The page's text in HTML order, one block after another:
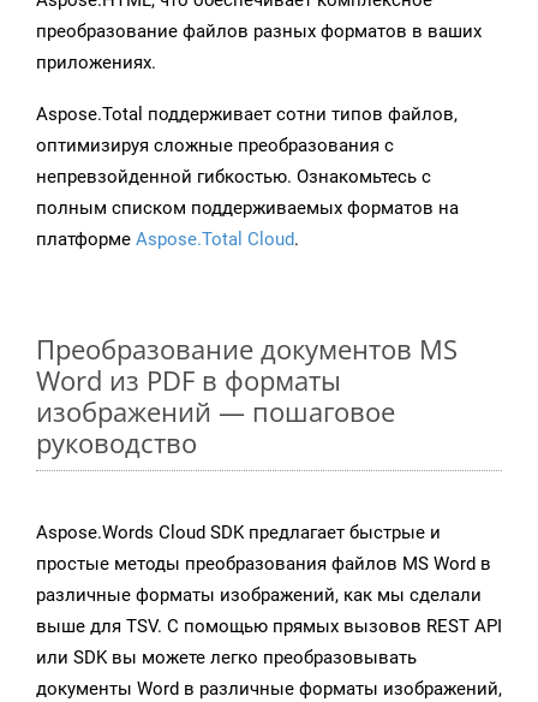
преобразование файлов разных форматов в ваших
приложениях.
Aspose.Total поддерживает сотни типов файлов,
оптимизируя сложные преобразования с
непревзойденной гибкостью. Ознакомьтесь с
полным списком поддерживаемых форматов на
платформе Aspose.Total Cloud.
Преобразование документов MS
Word из PDF в форматы
изображений — пошаговое
руководство
Aspose.Words Cloud SDK предлагает быстрые и
простые методы преобразования файлов MS Word в
различные форматы изображений, как мы сделали
выше для TSV. С помощью прямых вызовов REST API
или SDK вы можете легко преобразовывать
документы Word в различные форматы изображений,